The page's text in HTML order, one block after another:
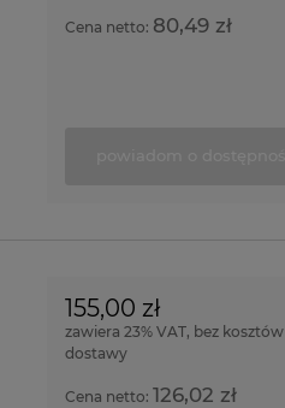
Cena netto: 80,49 zł
155,00 zł
zawiera 23% VAT, bez kosztów
dostawy
Cena netto: 126,02 zł